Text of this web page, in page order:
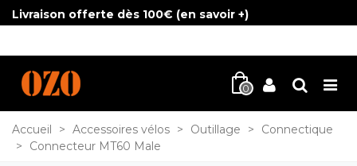
Livraison offerte dès 100€ (en savoir +)
0
Accueil > Accessoires vélos > Outillage >
Connectique
>
Connecteur MT60 Male